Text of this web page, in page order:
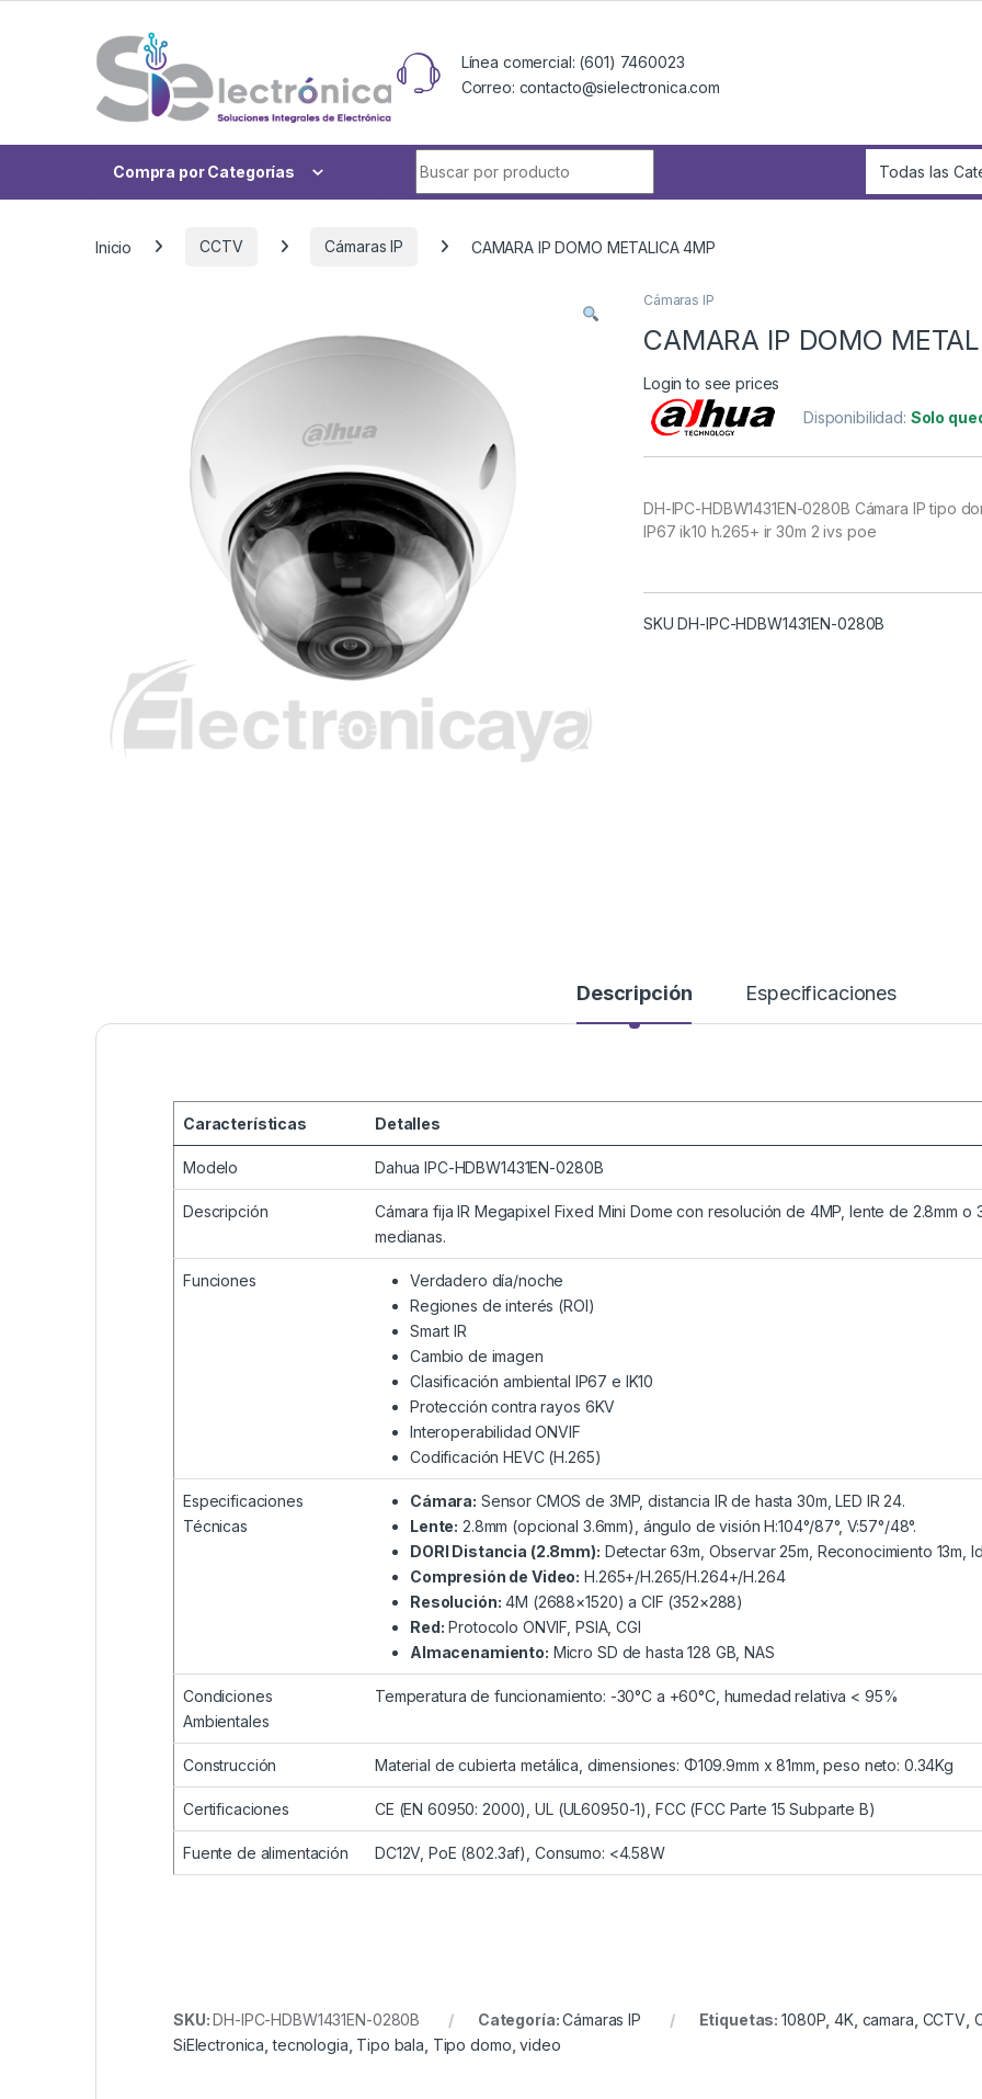
Línea comercial: (601) 7460023
Correo: contacto@sielectronica.com
Compra por Categorías
Inicio CCTV Cámaras IP CAMARA IP DOMO METALICA 4MP
Cámaras IP
CAMARA IP DOMO
Login to see prices
Disponibilidad: Solo
DH-IPC-HDBW1431EN-0280B Cámara IP tipo
IP67 ik10 h.265+ ir 30m 2 ivs poe
SKU DH-IPC-HDBW1431EN-0280B
Descripción Especificaciones
Características Detalles
Modelo Dahua IPC-HDBW1431EN-0280B
Descripción
Cámara fija IR Megapixel Fixed Mini Dome con resolución de 4MP, lente de 2.8mm
medianas.
Funciones
Verdadero día/noche
Regiones de interés (ROI)
Smart IR
Cambio de imagen
Clasificación ambiental IP67 e IK10
Protección contra rayos 6KV
Interoperabilidad ONVIF
Codificación HEVC (H.265)
Especificaciones
Técnicas
Cámara: Sensor CMOS de 3MP, distancia IR de hasta 30m, LED IR 24.
Lente: 2.8mm (opcional 3.6mm), ángulo de visión H:104°/87°, V:57°/48°.
DORI Distancia (2.8mm): Detectar 63m, Observar 25m, Reconocimiento 13m,
Compresión de Video: H.265+/H.265/H.264+/H.264
Resolución: 4M (2688×1520) a CIF (352×288)
Red: Protocolo ONVIF, PSIA, CGI
Almacenamiento: Micro SD de hasta 128 GB, NAS
Condiciones
Ambientales
Temperatura de funcionamiento: -30°C a +60°C, humedad relativa < 95%
Construcción Material de cubierta metálica, dimensiones: Φ109.9mm x 81mm, peso neto: 0.34Kg
Certificaciones CE (EN 60950: 2000), UL (UL60950-1), FCC (FCC Parte 15 Subparte B)
Fuente de alimentación DC12V, PoE (802.3af), Consumo: <4.58W
SKU:DH-IPC-HDBW1431EN-0280B Categoría:Cámaras IP Etiquetas:1080P ,4K, camara CCTV,
SiElectronica ,tecnologia Tipo bala Tipo domo ,video